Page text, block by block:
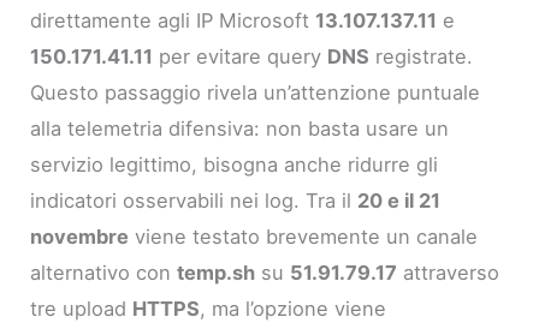
direttamente agli IP Microsoft 13.107.137.11 e
150.171.41.11 per evitare query DNS registrate.
Questo passaggio rivela un’attenzione puntuale
alla telemetria difensiva: non basta usare un
servizio legittimo, bisogna anche ridurre gli
indicatori osservabili nei log. Tra il 20 e il 21
novembre viene testato brevemente un canale
alternativo contemp.sh su 51.91.79.17 attraverso
tre upload HTTPS, ma l’opzione viene